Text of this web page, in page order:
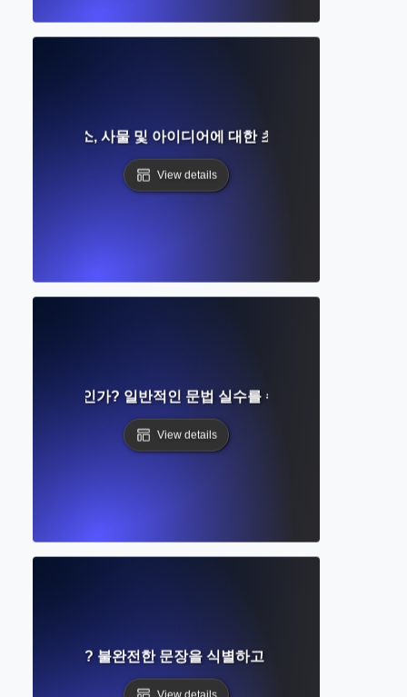
? 사람, 장소, 사물 및 아이디어에 대한 초급에서 고급까지의
View details
이란 무엇인가? 일반적인 문법 실수를 수정하는 간단한 가이
View details
란 무엇인가? 불완전한 문장을 식별하고 수정하는 완벽한 가